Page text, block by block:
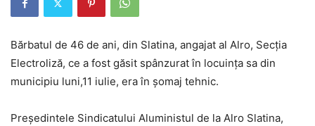
Bărbatul de 46 de ani, din Slatina, angajat al Alro, Secția
Electroliză, ce a fost găsit spânzurat în locuința sa din
municipiu luni,11 iulie, era în șomaj tehnic.
Preşedintele Sindicatului Aluministul de la Alro Slatina,